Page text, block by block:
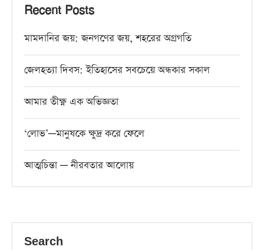
Recent Posts
মামদানির জয়: জনগণের জয়, শহরের অগ্রগতি
জেলহত্যা দিবস: ইতিহাসের সবচেয়ে অন্ধকার সকাল
আমার তীক্ষ্ণ এক অভিজ্ঞতা
‘লোভ’—মানুষকে ক্ষুদ্র করে ফেলে
আত্মচিন্তা — নীরবতার আলোয়
Search